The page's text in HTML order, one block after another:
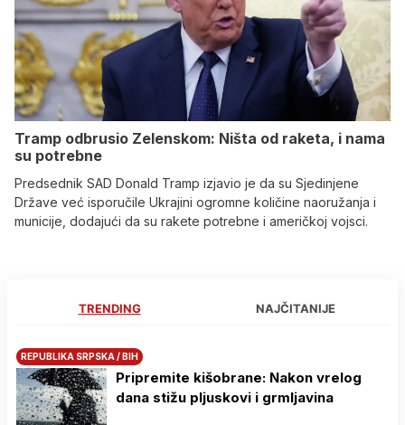
Tramp odbrusio Zelenskom: Ništa od raketa, i nama
su potrebne
Predsednik SAD Donald Tramp izjavio je da su Sjedinjene
Države već isporučile Ukrajini ogromne količine naoružanja i
municije, dodajući da su rakete potrebne i američkoj vojsci.
TRENDING NAJČITANIJE
REPUBLIKA SRPSKA / BIH
Pripremite kišobrane: Nakon vrelog
dana stižu pljuskovi i grmljavina